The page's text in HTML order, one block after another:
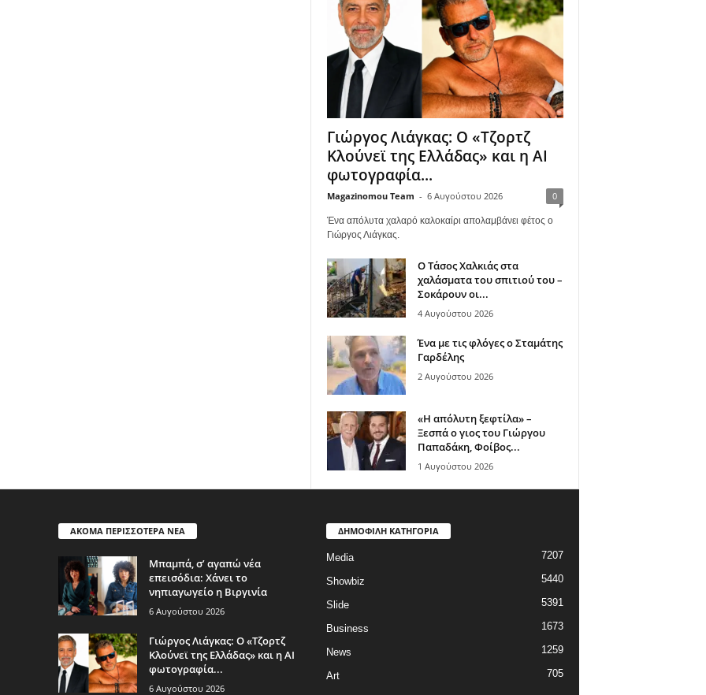
Γιώργος Λιάγκας: Ο «Τζορτζ
Κλούνεϊ της Ελλάδας» και η AI
φωτογραφία...
Magazinomou Team - 6 Αυγούστου 2026 0
Ένα απόλυτα χαλαρό καλοκαίρι απολαμβάνει φέτος ο
Γιώργος Λιάγκας.
Ο Τάσος Χαλκιάς στα
χαλάσματα του σπιτιού του –
Σοκάρουν οι...
4 Αυγούστου 2026
Ένα με τις φλόγες ο Σταμάτης
Γαρδέλης
2 Αυγούστου 2026
«Η απόλυτη ξεφτίλα» –
Ξεσπά ο γιος του Γιώργου
Παπαδάκη, Φοίβος...
1 Αυγούστου 2026
ΑΚΟΜΑ ΠΕΡΙΣΣΟΤΕΡΑ ΝΕΑ
Μπαμπά, σ’ αγαπώ νέα
επεισόδια: Χάνει το
νηπιαγωγείο η Βιργινία
6 Αυγούστου 2026
Γιώργος Λιάγκας: Ο «Τζορτζ
Κλούνεϊ της Ελλάδας» και η AI
φωτογραφία...
6 Αυγούστου 2026
ΔΗΜΟΦΙΛΗ ΚΑΤΗΓΟΡΙΑ
Media 7207
Showbiz 5440
Slide 5391
Business 1673
News 1259
Art 705